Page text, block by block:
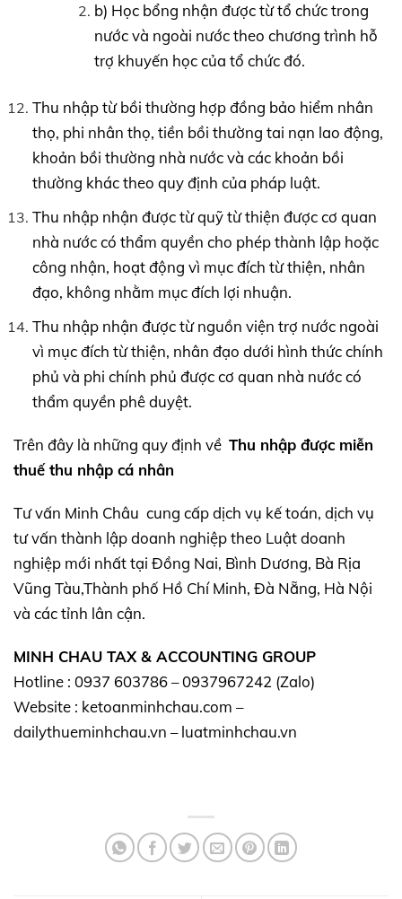
b) Học bổng nhận được từ tổ chức trong
nước và ngoài nước theo chương trình hỗ
trợ khuyến học của tổ chức đó.
Thu nhập từ bồi thường hợp đồng bảo hiểm nhân
thọ, phi nhân thọ, tiền bồi thường tai nạn lao động,
khoản bồi thường nhà nước và các khoản bồi
thường khác theo quy định của pháp luật.
Thu nhập nhận được từ quỹ từ thiện được cơ quan
nhà nước có thẩm quyền cho phép thành lập hoặc
công nhận, hoạt động vì mục đích từ thiện, nhân
đạo, không nhằm mục đích lợi nhuận.
Thu nhập nhận được từ nguồn viện trợ nước ngoài
vì mục đích từ thiện, nhân đạo dưới hình thức chính
phủ và phi chính phủ được cơ quan nhà nước có
thẩm quyền phê duyệt.
Trên đây là những quy định về Thu nhập được miễn
thuế thu nhập cá nhân
Tư vấn Minh Châu cung cấp dịch vụ kế toán, dịch vụ
tư vấn thành lập doanh nghiệp theo Luật doanh
nghiệp mới nhất tại Đồng Nai, Bình Dương, Bà Rịa
Vũng Tàu,Thành phố Hồ Chí Minh, Đà Nẵng, Hà Nội
và các tỉnh lân cận.
MINH CHAU TAX & ACCOUNTING GROUP
Hotline : 0937 603786 – 0937967242 (Zalo)
Website : ketoanminhchau.com –
dailythueminhchau.vn – luatminhchau.vn